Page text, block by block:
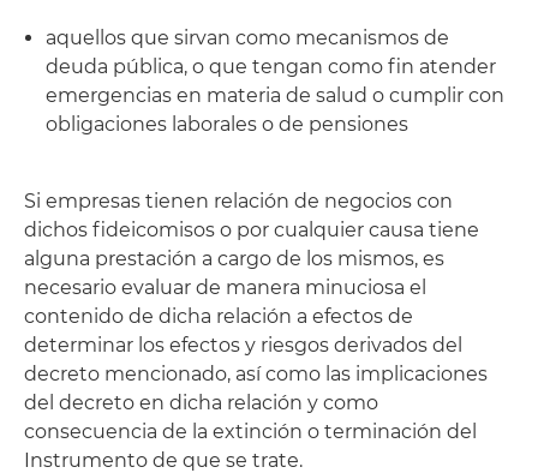
aquellos que sirvan como mecanismos de
deuda pública, o que tengan como fin atender
emergencias en materia de salud o cumplir con
obligaciones laborales o de pensiones
Si empresas tienen relación de negocios con
dichos fideicomisos o por cualquier causa tiene
alguna prestación a cargo de los mismos, es
necesario evaluar de manera minuciosa el
contenido de dicha relación a efectos de
determinar los efectos y riesgos derivados del
decreto mencionado, así como las implicaciones
del decreto en dicha relación y como
consecuencia de la extinción o terminación del
Instrumento de que se trate.